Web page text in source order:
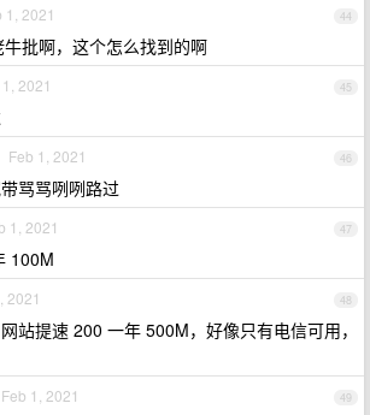
44
1, 2021
牛批啊，这个怎么找到的啊
45
2021
46
Feb 1, 2021
骂骂咧咧路过
47
1, 2021
100M
48
2021
站提速 200 一年 500M，好像只有电信可用，
49
Feb 1, 2021